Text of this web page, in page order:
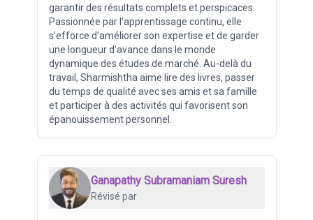
garantir des résultats complets et perspicaces.
Passionnée par l’apprentissage continu, elle
s’efforce d’améliorer son expertise et de garder
une longueur d’avance dans le monde
dynamique des études de marché. Au-delà du
travail, Sharmishtha aime lire des livres, passer
du temps de qualité avec ses amis et sa famille
et participer à des activités qui favorisent son
épanouissement personnel.
Ganapathy Subramaniam Suresh
Révisé par